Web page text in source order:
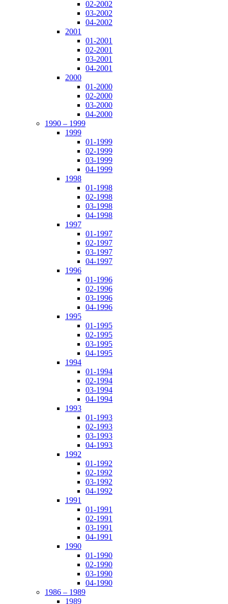
02-2002
03-2002
04-2002
2001
01-2001
02-2001
03-2001
04-2001
2000
01-2000
02-2000
03-2000
04-2000
1990 – 1999
1999
01-1999
02-1999
03-1999
04-1999
1998
01-1998
02-1998
03-1998
04-1998
1997
01-1997
02-1997
03-1997
04-1997
1996
01-1996
02-1996
03-1996
04-1996
1995
01-1995
02-1995
03-1995
04-1995
1994
01-1994
02-1994
03-1994
04-1994
1993
01-1993
02-1993
03-1993
04-1993
1992
01-1992
02-1992
03-1992
04-1992
1991
01-1991
02-1991
03-1991
04-1991
1990
01-1990
02-1990
03-1990
04-1990
1986 – 1989
1989